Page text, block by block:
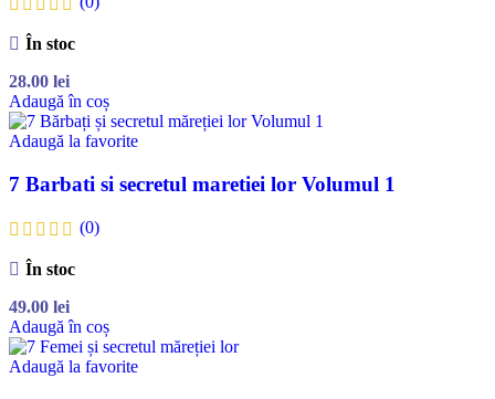
În stoc
28.00 lei
Adaugă în coș
Adaugă la favorite
7 Barbati si secretul maretiei lor Volumul 1
(0)
În stoc
49.00 lei
Adaugă în coș
Adaugă la favorite